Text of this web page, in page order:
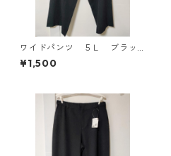
ワイドパンツ ５Ｌ ブラッ
ク KAE-4725
¥1,500